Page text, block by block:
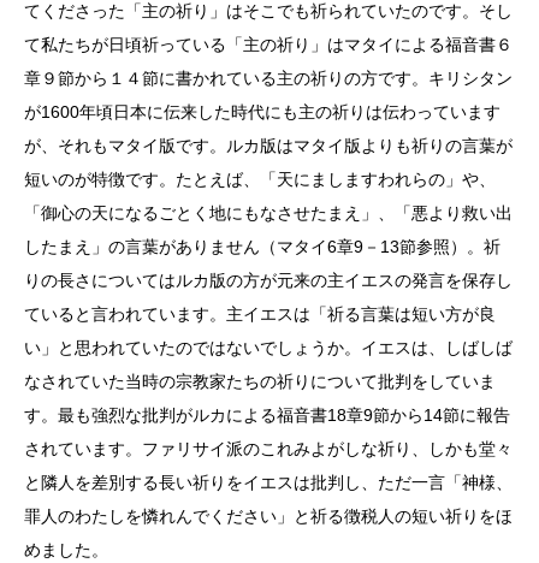
てくださった「主の祈り」はそこでも祈られていたのです。そし
て私たちが日頃祈っている「主の祈り」はマタイによる福音書６
章９節から１４節に書かれている主の祈りの方です。キリシタン
が1600年頃日本に伝来した時代にも主の祈りは伝わっています
が、それもマタイ版です。ルカ版はマタイ版よりも祈りの言葉が
短いのが特徴です。たとえば、「天にましますわれらの」や、
「御心の天になるごとく地にもなさせたまえ」、「悪より救い出
したまえ」の言葉がありません（マタイ6章9－13節参照）。祈
りの長さについてはルカ版の方が元来の主イエスの発言を保存し
ていると言われています。主イエスは「祈る言葉は短い方が良
い」と思われていたのではないでしょうか。イエスは、しばしば
なされていた当時の宗教家たちの祈りについて批判をしていま
す。最も強烈な批判がルカによる福音書18章9節から14節に報告
されています。ファリサイ派のこれみよがしな祈り、しかも堂々
と隣人を差別する長い祈りをイエスは批判し、ただ一言「神様、
罪人のわたしを憐れんでください」と祈る徴税人の短い祈りをほ
めました。